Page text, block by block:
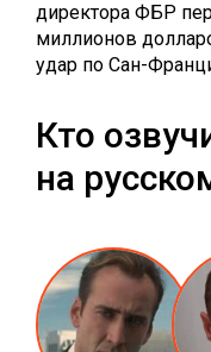
директора ФБР
миллионов
удар по Сан-
Кто
на